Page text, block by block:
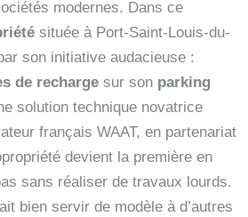
modernes. Dans ce
située à Port-Saint-Louis-du-
son initiative audacieuse :
de recharge sur son parking
solution technique novatrice
français WAAT, en partenariat
devient la première en
sans réaliser de travaux lourds.
bien servir de modèle à d’autres